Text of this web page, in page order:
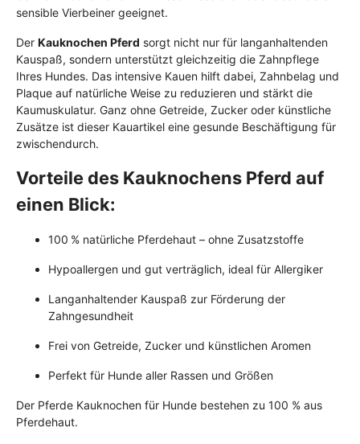
sensible Vierbeiner geeignet.
Der Kauknochen Pferd sorgt nicht nur für langanhaltenden
Kauspaß, sondern unterstützt gleichzeitig die Zahnpflege
Ihres Hundes. Das intensive Kauen hilft dabei, Zahnbelag und
Plaque auf natürliche Weise zu reduzieren und stärkt die
Kaumuskulatur. Ganz ohne Getreide, Zucker oder künstliche
Zusätze ist dieser Kauartikel eine gesunde Beschäftigung für
zwischendurch.
Vorteile des Kauknochens Pferd auf
einen Blick:
100 % natürliche Pferdehaut – ohne Zusatzstoffe
Hypoallergen und gut verträglich, ideal für Allergiker
Langanhaltender Kauspaß zur Förderung der
Zahngesundheit
Frei von Getreide, Zucker und künstlichen Aromen
Perfekt für Hunde aller Rassen und Größen
Der Pferde Kauknochen für Hunde bestehen zu 100 % aus
Pferdehaut.